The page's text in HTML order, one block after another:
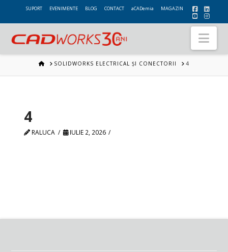
SUPORT EVENIMENTE BLOG CONTACT aCADemia MAGAZIN
HOMESOLIDWORKS ELECTRICAL ȘI CONECTORII 4
4
RALUCA IULIE 2, 2026